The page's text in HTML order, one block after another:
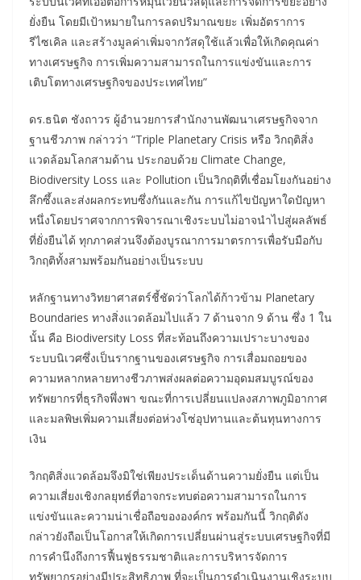
ยั่งยืน โดยมีเป้าหมายในการลดปริมาณขยะ เพิ่มอัตราการ
รีไซเคิล และสร้างมูลค่าเพิ่มจากวัสดุใช้แล้วเพื่อให้เกิดคุณค่า
ทางเศรษฐกิจ การเพิ่มความสามารถในการแข่งขันและการ
เติบโตทางเศรษฐกิจของประเทศไทย”
ดร.ธนิต ชังถาวร ผู้อำนวยการสำนักงานพัฒนาเศรษฐกิจจาก
ฐานชีวภาพ กล่าวว่า “Triple Planetary Crisis หรือ วิกฤติสิ่ง
แวดล้อมโลกสามด้าน ประกอบด้วย Climate Change,
Biodiversity Loss และ Pollution เป็นวิกฤติที่เชื่อมโยงกันอย่าง
ลึกซึ้งและส่งผลกระทบซึ่งกันและกัน การแก้ไขปัญหาใดปัญหา
หนึ่งโดยปราศจากการพิจารณาเชิงระบบไม่อาจนำไปสู่ผลลัพธ์
ที่ยั่งยืนได้ ทุกภาคส่วนจึงต้องบูรณาการมาตรการเพื่อรับมือกับ
วิกฤติทั้งสามพร้อมกันอย่างเป็นระบบ
หลักฐานทางวิทยาศาสตร์ชี้ชัดว่าโลกได้ก้าวข้าม Planetary
Boundaries ทางสิ่งแวดล้อมไปแล้ว 7 ด้านจาก 9 ด้าน ซึ่ง 1 ใน
นั้น คือ Biodiversity Loss ที่สะท้อนถึงความเปราะบางของ
ระบบนิเวศซึ่งเป็นรากฐานของเศรษฐกิจ การเสื่อมถอยของ
ความหลากหลายทางชีวภาพส่งผลต่อความอุดมสมบูรณ์ของ
ทรัพยากรที่ธุรกิจพึ่งพา ขณะที่การเปลี่ยนแปลงสภาพภูมิอากาศ
และมลพิษเพิ่มความเสี่ยงต่อห่วงโซ่อุปทานและต้นทุนทางการ
เงิน
วิกฤติสิ่งแวดล้อมจึงมิใช่เพียงประเด็นด้านความยั่งยืน แต่เป็น
ความเสี่ยงเชิงกลยุทธ์ที่อาจกระทบต่อความสามารถในการ
แข่งขันและความน่าเชื่อถือขององค์กร พร้อมกันนี้ วิกฤติดัง
กล่าวยังถือเป็นโอกาสให้เกิดการเปลี่ยนผ่านสู่ระบบเศรษฐกิจที่มี
การคำนึงถึงการฟื้นฟูธรรมชาติและการบริหารจัดการ
ทรัพยากรอย่างมีประสิทธิภาพ ที่จะเป็นการดำเนินงานเชิงระบบ